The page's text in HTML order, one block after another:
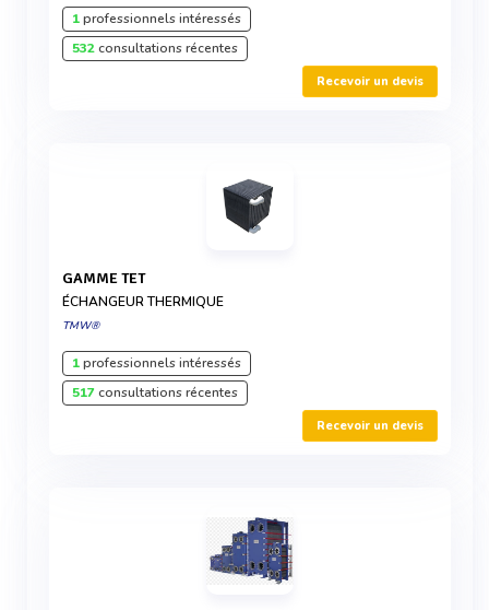
1professionnels intéressés
532consultations récentes
Recevoir un devis
GAMME TET
ÉCHANGEUR THERMIQUE
TMW®
1professionnels intéressés
517consultations récentes
Recevoir un devis